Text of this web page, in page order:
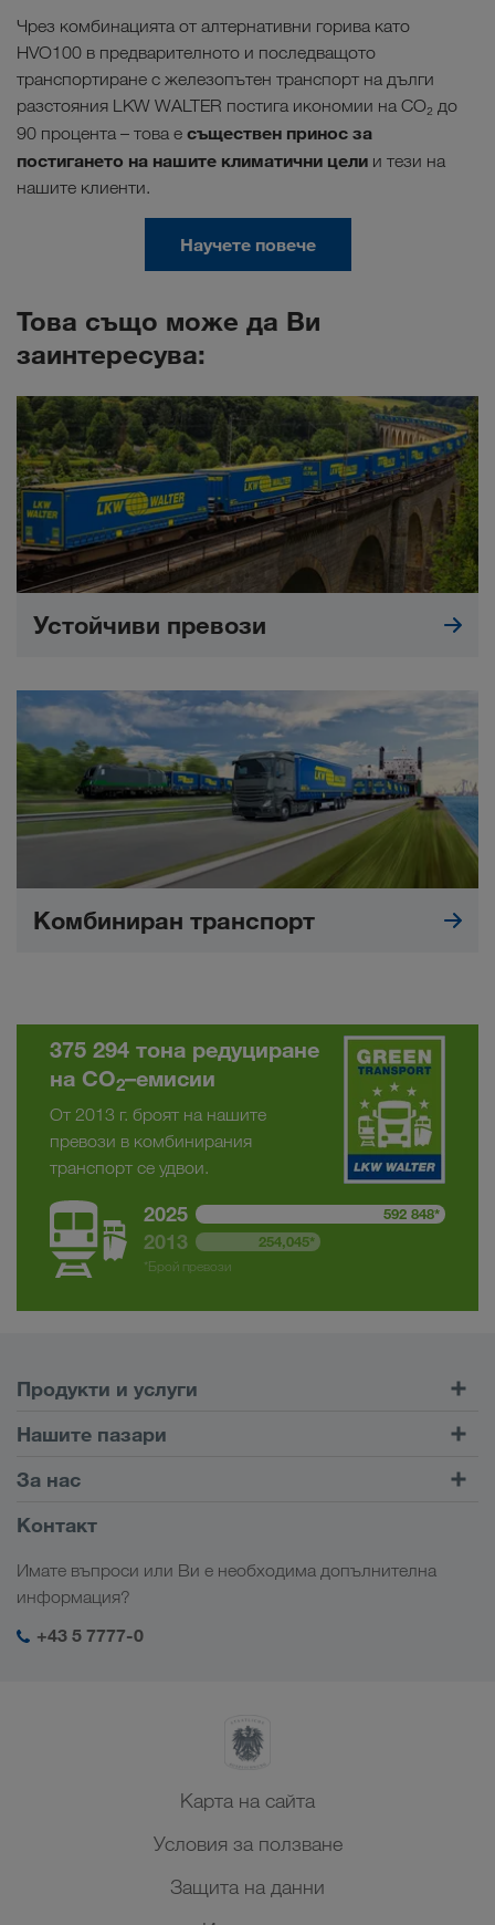
Чрез комбинацията от алтернативни горива като
HVO100 в предварителното и последващото
транспортиране с железопътен транспорт на дълги
разстояния LKW WALTER постига икономии на CO₂ до
90 процента – това е съществен принос за
постигането на нашите климатични цели и тези на
нашите клиенти.
Научете повече
Това също може да Ви
заинтересува:
Устойчиви превози
Комбиниран транспорт
375 294 тона редуциране
на CO2–емисии
От 2013 г. броят на нашите
превози в комбинирания
транспорт се удвои.
2025 592 848*
2013
254,045*
*Брой превози
Продукти и услуги
Шосейни превози
Портал за клиенти CONNECT
Дигитални решения
Браншови решения
Моят вход в системата на LKW WALTER
Нашите пазари
Европа
Кавказ
Централна Азия
Близък Изток
Северна Африка
За нас
Фирмена информация
Социална отговорност
Контакт
Имате въпроси или Ви е необходима допълнителна
информация?
+43 5 7777-0
Карта на сайта
Условия за ползване
Защита на данни